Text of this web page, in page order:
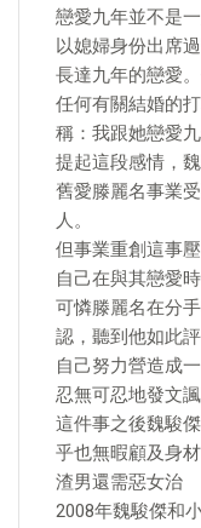
戀愛九年並不是
以媳婦身份出席
長達九年的戀愛
任何有關結婚的
稱：我跟她戀愛
提起這段感情，
舊愛滕麗名事業
人。
但事業重創這事
自己在與其戀愛
可憐滕麗名在分
認，聽到他如此
自己努力營造成
忍無可忍地發文諷
這件事之後魏駿
乎也無暇顧及身
渣男還需惡女治
2008年魏駿傑和